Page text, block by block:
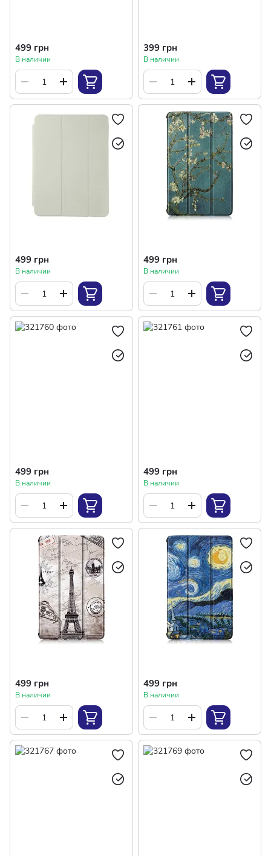
499 грн
В наличии
399 грн
В наличии
499 грн
В наличии
499 грн
В наличии
499 грн
В наличии
499 грн
В наличии
499 грн
В наличии
499 грн
В наличии